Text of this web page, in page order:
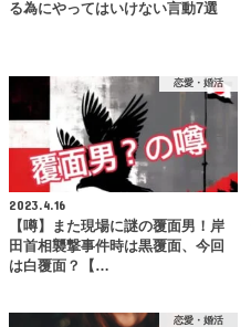
る為にやってはいけない言動7選
恋愛・婚活
2023.4.16
【噂】また現場に謎の覆面男！岸
田首相襲撃事件時は黒覆面、今回
は白覆面？【…
恋愛・婚活